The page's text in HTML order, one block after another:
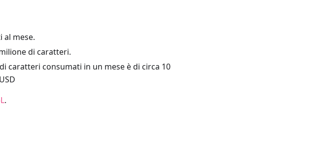
al mese.
di caratteri.
caratteri consumati in un mese è di circa 10
.